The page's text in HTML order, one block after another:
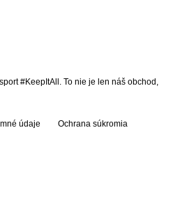
#KeepItAll. To nie je len náš obchod,
údaje Ochrana súkromia